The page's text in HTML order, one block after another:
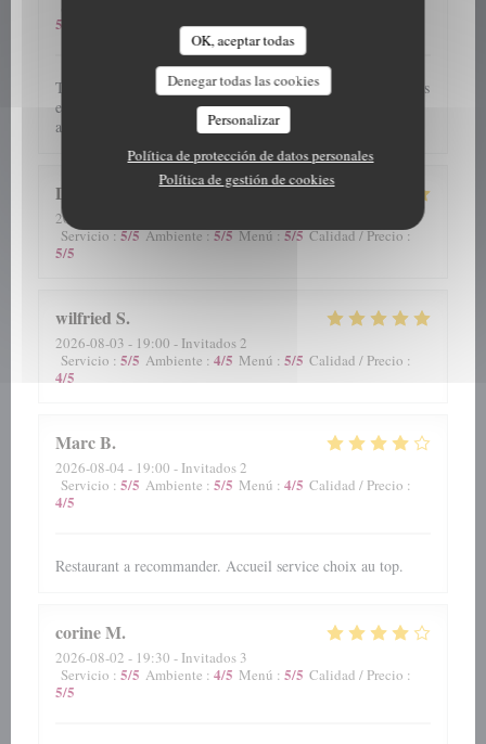
OK, aceptar todas
Denegar todas las cookies
Personalizar
Política de protección de datos personales
Política de gestión de cookies
5
Très bon moment partagé en famille devant d'excellents plats
et plateaux de fruits de mer servis par un personnel
attentionné, souriant et disponible. Très belle découverte
Daymon
2026-08-05
Servicio:5/5 Ambiente:5/5 Menú:5/5 Calidad / Precio:
5/5
wilfried S
2026-08-03 - 19:00 - Invitados 2
Servicio : 5/5 Ambiente : 4/5 Menú : 5/5 Calidad / Precio :
4/5
MarcB
2026-08-04 - 19:00 - Invitados 2
Servicio : 5/5 Ambiente : 5/5 Menú : 4/5 Calidad / Precio :
4/5
Restaurant a recommander. Accueil service choix au top.
corineM
2026-08-02 - 19:30 - Invitados 3
Servicio : 5/5 Ambiente : 4/5 Menú : 5/5 Calidad / Precio :
5/5